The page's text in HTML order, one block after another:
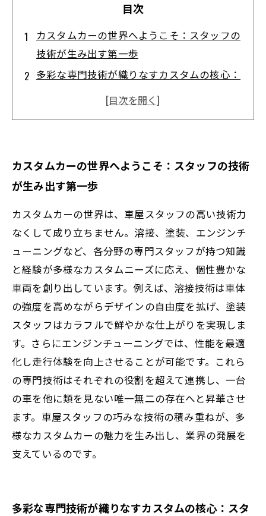
目次
カスタムカーの世界へようこそ：スタッフの
技術が生み出す第一歩
多彩な専門技術が織りなすカスタムの核心：
スタッフの役割を知る
フの技術が輝く瞬間
完成したカスタムカーが魅せる、スタッフた
ちの情熱の結晶
なぜ車屋スタッフの技術がカスタムカーを進
化させるのか？
未来のカスタム技術を支える車屋スタッフの
挑戦と可能性
カスタムカーの世界へようこそ：スタッフの技術
が生み出す第一歩
カスタムカーの世界は、車屋スタッフの高い技術力
なくして成り立ちません。溶接、塗装、エンジンチ
ューニングなど、各分野の専門スタッフが持つ知識
と経験が多様なカスタムニーズに応え、個性豊かな
車両を創り出しています。例えば、溶接技術は車体
の強度を高めながらデザインの自由度を拡げ、塗装
スタッフはカラフルで鮮やかな仕上がりを実現しま
す。さらにエンジンチューニングでは、性能を最適
化し走行体験を向上させることが可能です。これら
の専門技術はそれぞれの役割を超えて連携し、一台
の車を他に類を見ない唯一無二の存在へと昇華させ
ます。車屋スタッフの巧みな技術の積み重ねが、多
様なカスタムカーの魅力を生み出し、業界の発展を
支えているのです。
多彩な専門技術が織りなすカスタムの核心：スタ